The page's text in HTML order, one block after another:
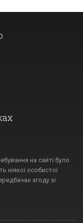
на сайті було
ніякої особистої
згоду зі